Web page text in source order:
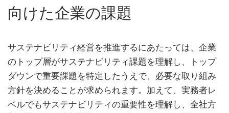
向けた企業の課題
サステナビリティ経営を推進するにあたっては、企業
のトップ層がサステナビリティ課題を理解し、トップ
ダウンで重要課題を特定したうえで、必要な取り組み
方針を決めることが求められます。加えて、実務者レ
ベルでもサステナビリティの重要性を理解し、全社方